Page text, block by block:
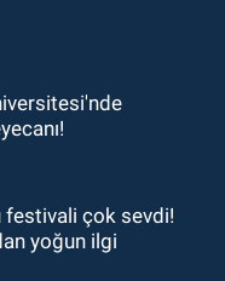
festivali çok sevdi!
yoğun ilgi